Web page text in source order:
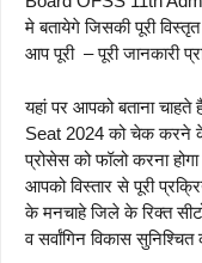
मे बतायेगे जिसकी पूरी
आप पूरी – पूरी जानकारी
यहां पर आपको बताना
Seat 2024 को चेक करने
प्रोसेस को फॉलो करना
आपको विस्तार से पूरी
के मनचाहे जिले के रिक्त
व सर्वांगिन विकास